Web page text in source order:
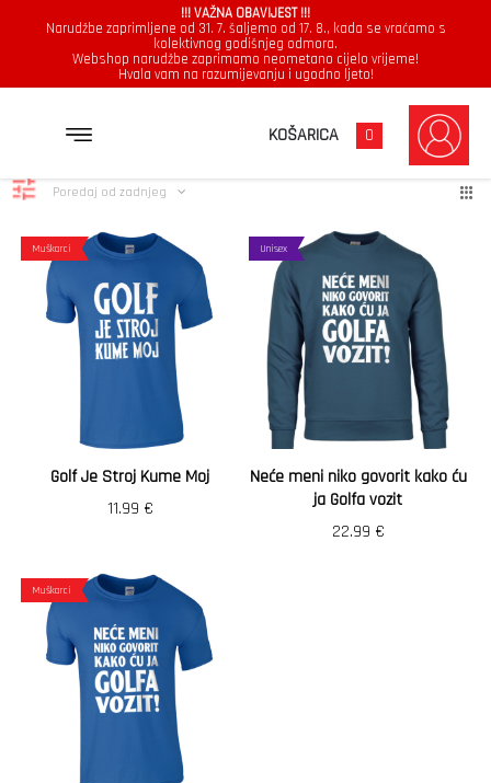
!!! VAŽNA OBAVIJEST !!!
Narudžbe zaprimljene od 31. 7. šaljemo od 17. 8., kada se vraćamo s
kolektivnog godišnjeg odmora.
Webshop narudžbe zaprimamo neometano cijelo vrijeme!
Hvala vam na razumijevanju i ugodno ljeto!
KOŠARICA 0
VW Golf Prikazuje se svih 3 rezultataPoredano
Poredaj od zadnjeg
Muškarci
Golf Je Stroj Kume Moj
11.99 €
Unisex
Neće meni niko govorit kako ću
ja Golfa vozit
22.99 €
Muškarci